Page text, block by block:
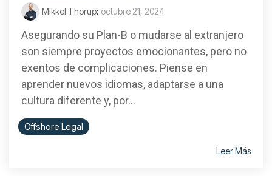
Mikkel Thorup: octubre 21, 2024
Asegurando su Plan-B o mudarse al extranjero
son siempre proyectos emocionantes, pero no
exentos de complicaciones. Piense en
aprender nuevos idiomas, adaptarse a una
cultura diferente y, por...
Offshore Legal
Leer Más